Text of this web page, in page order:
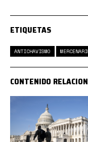
ETIQUETAS
ANTICHAVISMO
CONTENIDO